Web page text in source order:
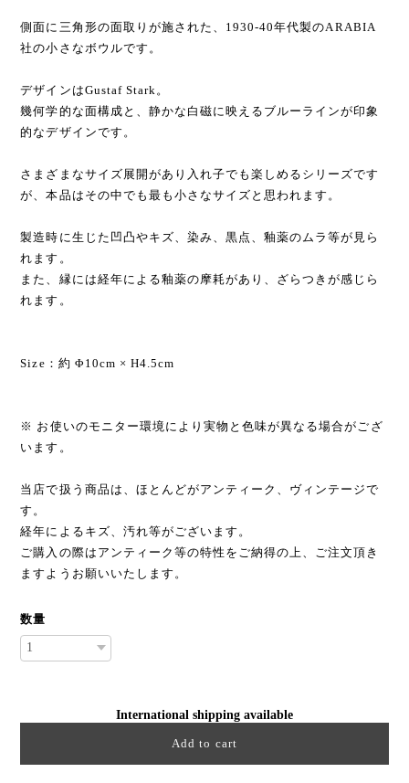
側面に三角形の面取りが施された、1930-40年代製のARABIA
社の小さなボウルです。
デザインはGustaf Stark。
幾何学的な面構成と、静かな白磁に映えるブルーラインが印象
的なデザインです。
さまざまなサイズ展開があり入れ子でも楽しめるシリーズです
が、本品はその中でも最も小さなサイズと思われます。
製造時に生じた凹凸やキズ、染み、黒点、釉薬のムラ等が見ら
れます。
また、縁には経年による釉薬の摩耗があり、ざらつきが感じら
れます。
Size：約 Φ10cm × H4.5cm
※ お使いのモニター環境により実物と色味が異なる場合がござ
います。
当店で扱う商品は、ほとんどがアンティーク、ヴィンテージで
す。
経年によるキズ、汚れ等がございます。
ご購入の際はアンティーク等の特性をご納得の上、ご注文頂き
ますようお願いいたします。
数量
International shipping available
Add to cart